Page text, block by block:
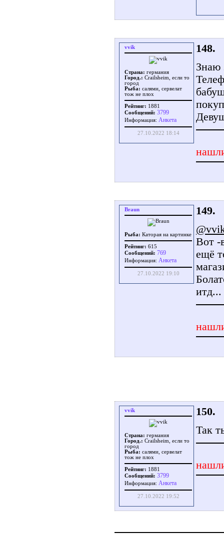
vvik
Страна: германия
Город.: Crailsheim, если то
город
Рыба: салями, сервелат
тож не плох
Рейтинг: 1881
Сообщений: 3799
Информация: Aнкета
27.10.2022 18:14
148.
Знаю
Braun
Рыба: Каторая на картинке
Рейтинг: 615
Сообщений: 769
Информация: Aнкета
27.10.2022 19:10
149.
Вот -
ещё
итд...
vvik
Страна: германия
Город.: Crailsheim, если то
город
Рыба: салями, сервелат
тож не плох
Рейтинг: 1881
Сообщений: 3799
Информация: Aнкета
27.10.2022 19:52
150.
Так